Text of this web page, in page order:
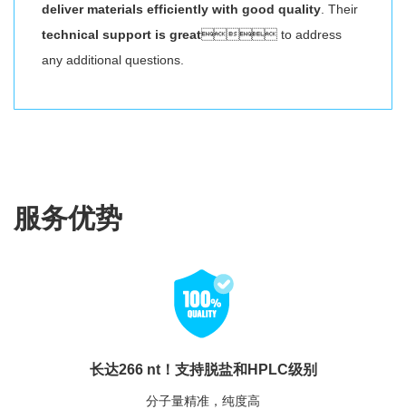
deliver materials efficiently with good quality . Their
technical support is great to address
any additional questions.
服务优势
长达266 nt！支持脱盐和HPLC级别
分子量精准，纯度高